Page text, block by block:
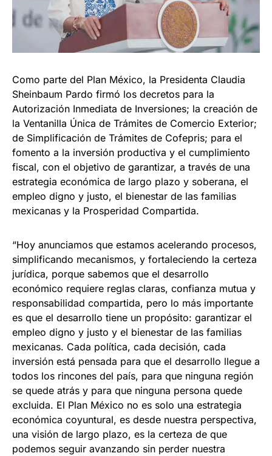
Como parte del Plan México, la Presidenta Claudia
Sheinbaum Pardo firmó los decretos para la
Autorización Inmediata de Inversiones; la creación de
la Ventanilla Única de Trámites de Comercio Exterior;
de Simplificación de Trámites de Cofepris; para el
fomento a la inversión productiva y el cumplimiento
fiscal, con el objetivo de garantizar, a través de una
estrategia económica de largo plazo y soberana, el
empleo digno y justo, el bienestar de las familias
mexicanas y la Prosperidad Compartida.
“Hoy anunciamos que estamos acelerando procesos,
simplificando mecanismos, y fortaleciendo la certeza
jurídica, porque sabemos que el desarrollo
económico requiere reglas claras, confianza mutua y
responsabilidad compartida, pero lo más importante
es que el desarrollo tiene un propósito: garantizar el
empleo digno y justo y el bienestar de las familias
mexicanas. Cada política, cada decisión, cada
inversión está pensada para que el desarrollo llegue a
todos los rincones del país, para que ninguna región
se quede atrás y para que ninguna persona quede
excluida. El Plan México no es solo una estrategia
económica coyuntural, es desde nuestra perspectiva,
una visión de largo plazo, es la certeza de que
podemos seguir avanzando sin perder nuestra